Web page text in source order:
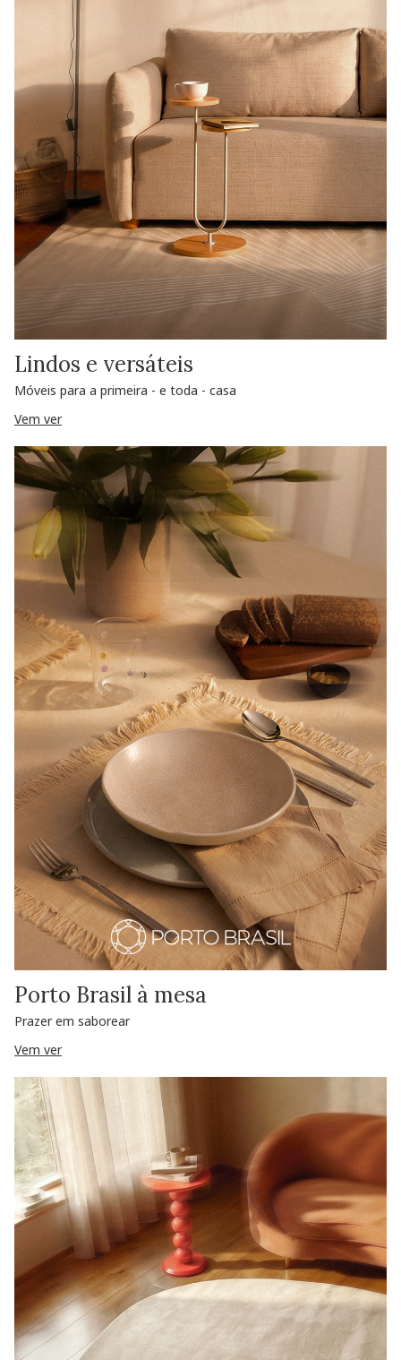
Lindos e versáteis
Móveis para a primeira - e toda - casa
Vem ver
Porto Brasil à mesa
Prazer em saborear
Vem ver